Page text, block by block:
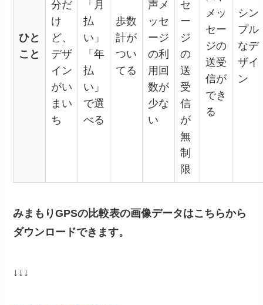
ひと
こと
分だ
け
ど、
デザ
イン
がい
まい
ち
「月
払
い」
「年
払
い」
で選
べる
歩数
計が
つい
てる
声メ
ッセ
ージ
の利
用回
数が
少な
い
セ
ー
ジ
の
送
受
信
が
無
制
限
メッ
セー
ジの
送受
信が
でき
る
シン
プル
なデ
ザイ
ン
みまもりGPSの比較表の画像データはこちらから
ダウンロードできます。
↓↓↓